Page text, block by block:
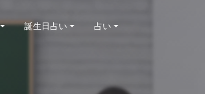
誕生日占い 占い